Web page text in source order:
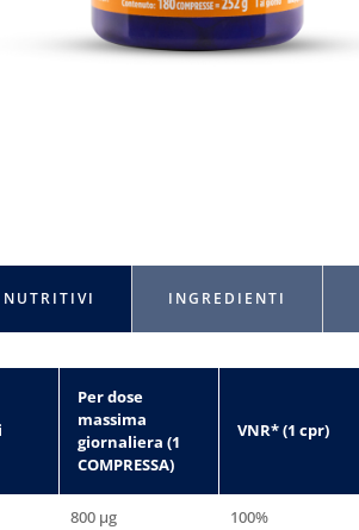
INGREDIENTI
Per dose
massima
giornaliera (1
COMPRESSA)
VNR* (1 cpr)
800 µg 100%